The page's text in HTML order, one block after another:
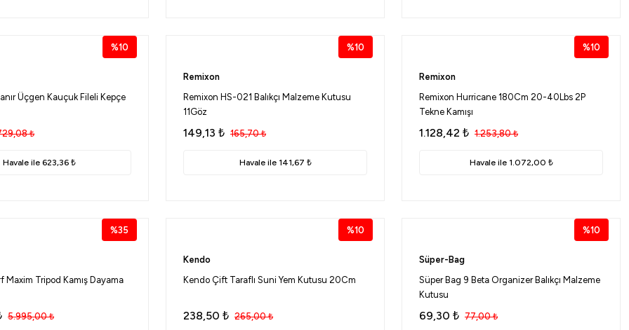
%10
Üçgen Kauçuk Fileli Kepçe
₺
Havale ile 623,36 ₺
%10
Remixon
Remixon HS-021 Balıkçı Malzeme Kutusu
11Göz
149,13 ₺ 165,70₺
Havale ile 141,67 ₺
%10
Remixon
Remixon Hurricane 180Cm 20-40Lbs 2P
Tekne Kamışı
1.128,42 ₺ 1.253,80₺
Havale ile 1.072,00 ₺
%35
Maxim Tripod Kamış Dayama
5.995,00₺
%10
Kendo
Kendo Çift Taraflı Suni Yem Kutusu 20Cm
238,50 ₺ 265,00₺
%10
Süper-Bag
Süper Bag 9 Beta Organizer Balıkçı Malzeme
Kutusu
69,30 ₺ 77,00₺